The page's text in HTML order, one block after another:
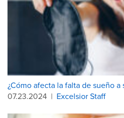
¿Cómo afecta la falta de sueño a
07.23.2024 | Excelsior Staff